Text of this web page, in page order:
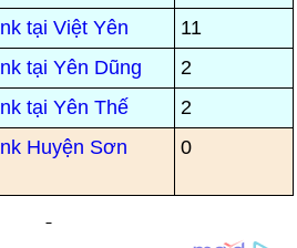
tại Việt Yên
11
tại Yên Dũng
2
tại Yên Thế
2
Huyện Sơn
0